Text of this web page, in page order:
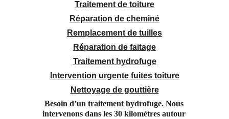
Traitement de toiture
Réparation de cheminé
Remplacement de tuilles
Réparation de faitage
Traitement hydrofuge
Intervention urgente fuites toiture
Nettoyage de gouttière
Besoin d’un traitement hydrofuge. Nous
intervenons dans les 30 kilomètres autour